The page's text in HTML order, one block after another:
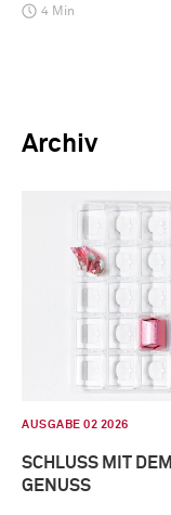
4 Min
Archiv
AUSGABE 02 2026
SCHLUSS MIT DEM
GENUSS